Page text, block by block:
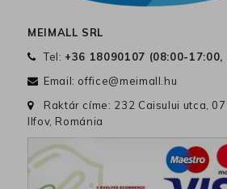
MEIMALL SRL
Tel: +36 18090107 (08:00-17:00,
Email: office@meimall.hu
Raktár címe: 232 Caisului utca,
Ilfov, Románia